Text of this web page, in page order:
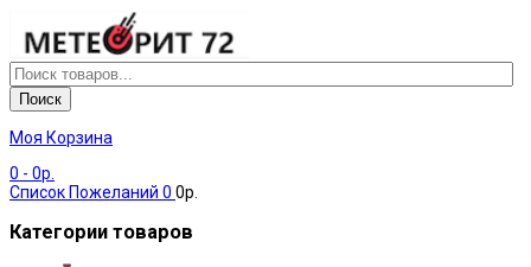
Поиск
Моя Корзина
0 - 0р.
Список Пожеланий 0 0р.
Категории товаров